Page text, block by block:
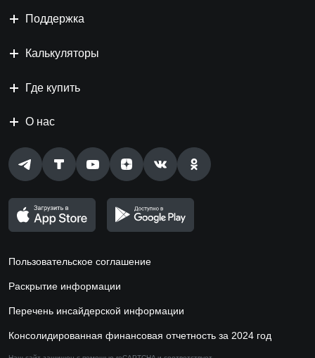
Поддержка
Калькуляторы
Где купить
О нас
Пользовательское соглашение
Раскрытие информации
Перечень инсайдерской информации
Консолидированная финансовая отчетность за 2024 год